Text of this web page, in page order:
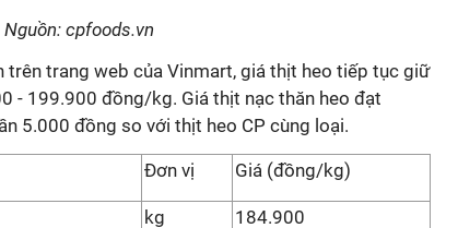
cpfoods.vn
trên trang web của Vinmart, giá thịt heo tiếp tục giữ
- 199.900 đồng/kg. Giá thịt nạc thăn heo đạt
5.000 đồng so với thịt heo CP cùng loại.
Đơn vị Giá (đồng/kg)
kg 184.900